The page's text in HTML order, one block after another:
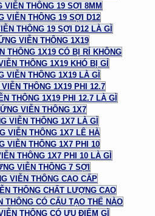
VIỄN THÔNG 19 SỢI 8MM
VIỄN THÔNG 19 SỢI D12
THÔNG 19 SỢI D12 LÀ GÌ
VIỄN THÔNG 1X19
THÔNG 1X19 CÓ BỊ RỈ KHÔNG
THÔNG 1X19 KHÓ BỊ GỈ
VIỄN THÔNG 1X19 LÀ GÌ
THÔNG 1X19 PHI 12.7
THÔNG 1X19 PHI 12.7 LÀ GÌ
VIỄN THÔNG 1X7
VIỄN THÔNG 1X7 LÀ GÌ
VIỄN THÔNG 1X7 LÊ HÀ
VIỄN THÔNG 1X7 PHI 10
THÔNG 1X7 PHI 10 LÀ GÌ
VIỄN THÔNG 7 SỢI
VIỄN THÔNG CAO CẤP
THÔNG CHẤT LƯỢNG CAO
THÔNG CÓ CẤU TẠO THẾ NÀO
THÔNG CÓ ƯU ĐIỂM GÌ